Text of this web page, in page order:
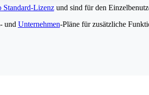
Standard-Lizenzund sind für den
- und Unternehmen-Pläne für zusätzliche